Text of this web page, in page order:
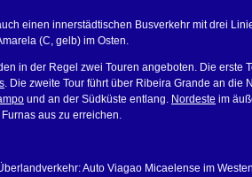
einen innerstädtischen Busverkehr mit drei
(C, gelb) im Osten.
in der Regel zwei Touren angeboten. Die erste
. Die zweite Tour führt über Ribeira Grande an die
und an der Südküste entlang. Nordeste im
aus zu erreichen.
Auto Viagao Micaelense im